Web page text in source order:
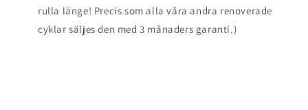
rulla länge! Precis som alla våra andra renoverade
cyklar säljes den med 3 månaders garanti.)